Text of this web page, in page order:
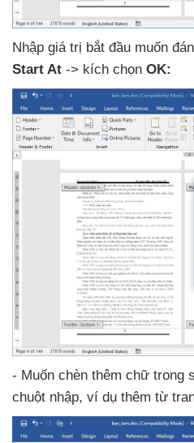
Nhập giá trị bắt đầu muốn
Start At -> kích chọn OK:
- Muốn chèn thêm chữ trong
chuột nhập, ví dụ thêm từ